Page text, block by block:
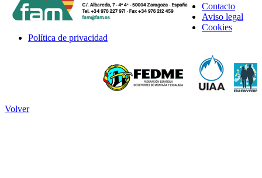
Contacto
Aviso legal
Cookies
Política de privacidad
Volver